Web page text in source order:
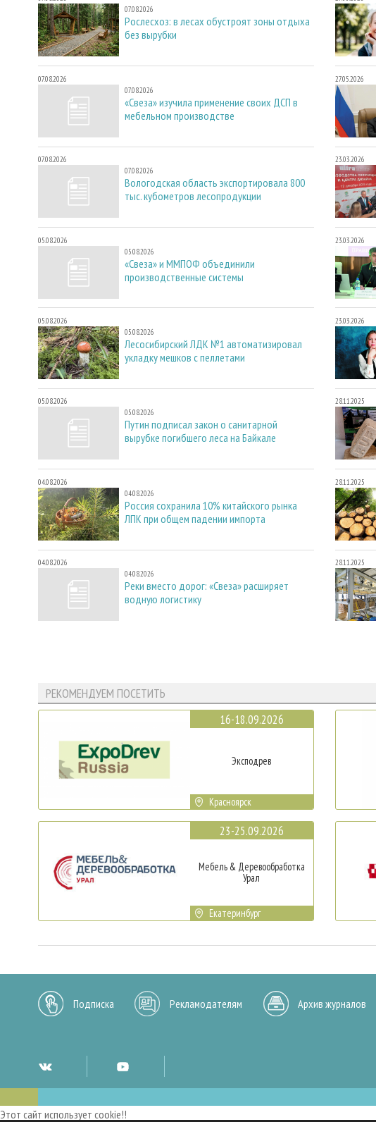
07.08.2026
Рослесхоз: в лесах обустроят зоны отдыха
без вырубки
07.08.2026
07.08.2026
«Свеза» изучила применение своих ДСП в
мебельном производстве
07.08.2026
07.08.2026
Вологодская область экспортировала 800
тыс. кубометров лесопродукции
05.08.2026
05.08.2026
«Свеза» и ММПОФ объединили
производственные системы
05.08.2026
05.08.2026
Лесосибирский ЛДК №1 автоматизировал
укладку мешков с пеллетами
05.08.2026
05.08.2026
Путин подписал закон о санитарной
вырубке погибшего леса на Байкале
04.08.2026
04.08.2026
Россия сохранила 10% китайского рынка
ЛПК при общем падении импорта
04.08.2026
04.08.2026
Реки вместо дорог: «Свеза» расширяет
водную логистику
27.05.2026
23.03.2026
23.03.2026
23.03.2026
28.11.2025
28.11.2025
28.11.2025
РЕКОМЕНДУЕМ ПОСЕТИТЬ
16-18.09.2026
Эксподрев
Красноярск
23-25.09.2026
Мебель & Деревообработка
Урал
Екатеринбург
Подписка Рекламодателям Архив журналов
Этот сайт использует cookie!!